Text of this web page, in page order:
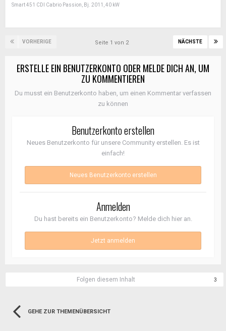
Smart 451 CDI Cabrio Passion, Bj. 2011, 40 kW
VORHERIGE NÄCHSTE
Seite 1 von 2
ERSTELLE EIN BENUTZERKONTO ODER MELDE DICH AN, UM
ZU KOMMENTIEREN
Du musst ein Benutzerkonto haben, um einen Kommentar verfassen
zu können
Benutzerkonto erstellen
Neues Benutzerkonto für unsere Community erstellen. Es ist
einfach!
Neues Benutzerkonto erstellen
Anmelden
Du hast bereits ein Benutzerkonto? Melde dich hier an.
Jetzt anmelden
Folgen diesem Inhalt 3
GEHE ZUR THEMENÜBERSICHT